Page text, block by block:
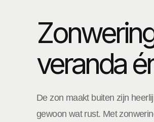
veranda
De zon maakt buiten zijn
gewoon wat rust. Met